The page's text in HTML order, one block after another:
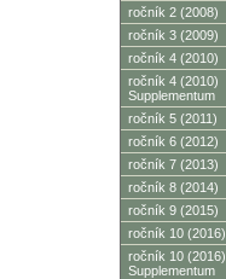
ročník 2 (2008)
ročník 3 (2009)
ročník 4 (2010)
ročník 4 (2010)
Supplementum
ročník 5 (2011)
ročník 6 (2012)
ročník 7 (2013)
ročník 8 (2014)
ročník 9 (2015)
ročník 10 (2016)
ročník 10 (2016)
Supplementum